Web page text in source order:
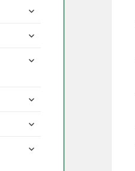
untermenü
untermenü
untermenü
untermenü
untermenü
untermenü